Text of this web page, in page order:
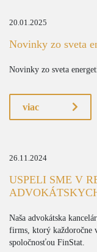
20.01.2025
Novinky zo sveta
Novinky zo sveta
viac
26.11.2024
USPELI SME V
Naša advokátska
firms, ktorý každoročne
spoločnosťou FinStat.